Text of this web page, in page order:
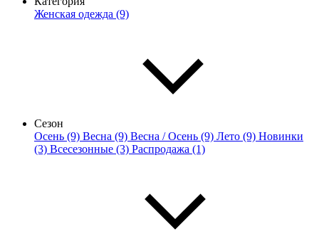
Женская одежда (9)
Сезон
Осень (9) Весна (9) Весна / Осень (9) Лето (9) Новинки
(3) Всесезонные (3) Распродажа (1)